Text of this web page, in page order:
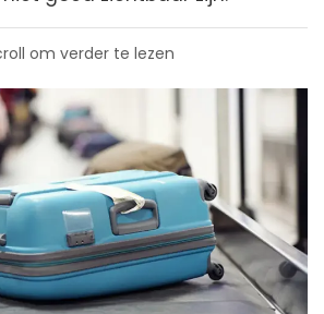
om verder te lezen